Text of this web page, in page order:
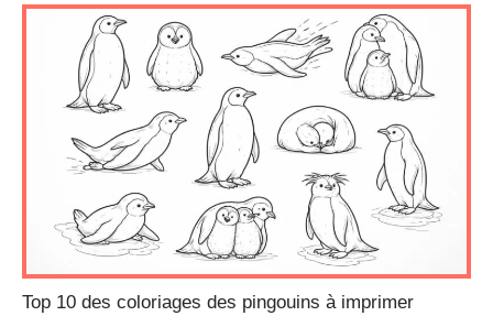
Top 10 des coloriages des pingouins à imprimer